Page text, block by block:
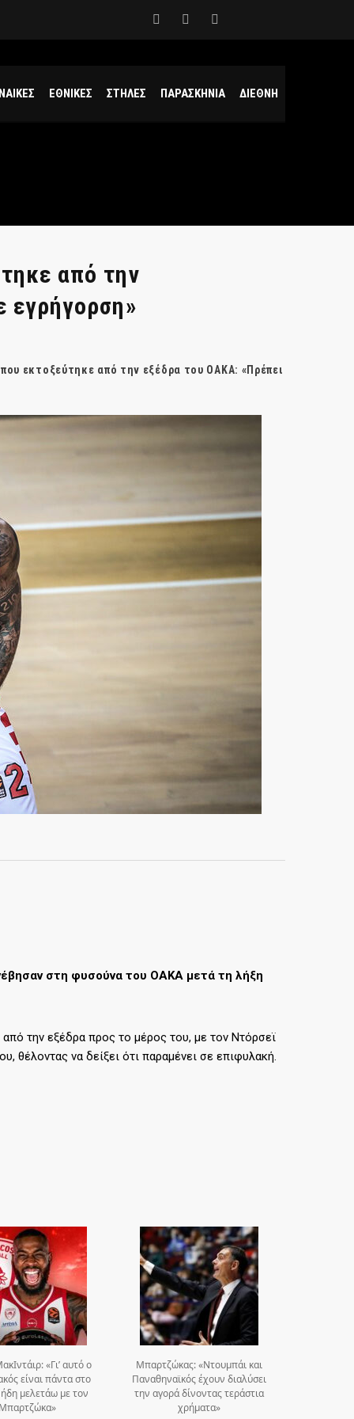
ΕΘΝΙΚΕΣ ΣΤΗΛΕΣ ΠΑΡΑΣΚΗΝΙΑ ΔΙΕΘΝΗ
από την
εγρήγορση»
εκτοξεύτηκε από την εξέδρα του ΟΑΚΑ: «Πρέπει
στη φυσούνα του ΟΑΚΑ μετά τη λήξη
την εξέδρα προς το μέρος του, με τον Ντόρσεϊ
θέλοντας να δείξει ότι παραμένει σε επιφυλακή.
«Γι’ αυτό ο
είναι πάντα στο
μελετάω με τον
Μπαρτζώκας: «Ντουμπάι και
Παναθηναϊκός έχουν διαλύσει
την αγορά δίνοντας τεράστια
χρήματα»